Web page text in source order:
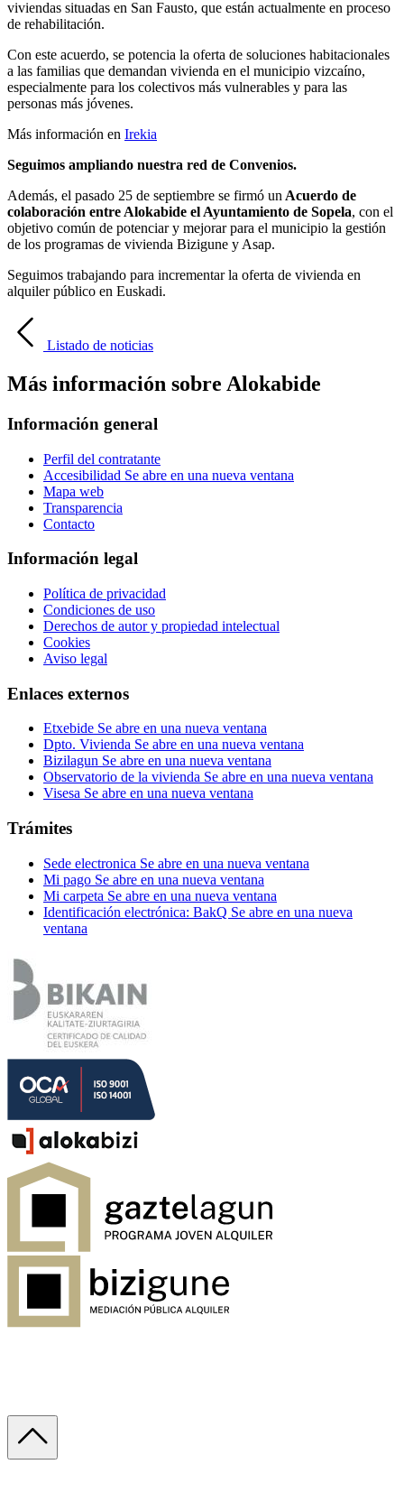
viviendas situadas en San Fausto, que están actualmente en proceso
de rehabilitación.
Con este acuerdo, se potencia la oferta de soluciones habitacionales
a las familias que demandan vivienda en el municipio vizcaíno,
especialmente para los colectivos más vulnerables y para las
personas más jóvenes.
Más información en Irekia
Seguimos ampliando nuestra red de Convenios.
Además, el pasado 25 de septiembre se firmó un Acuerdo de
colaboración entre Alokabide el Ayuntamiento de Sopela, con el
objetivo común de potenciar y mejorar para el municipio la gestión
de los programas de vivienda Bizigune y Asap.
Seguimos trabajando para incrementar la oferta de vivienda en
alquiler público en Euskadi.
Listado de noticias
Más información sobre Alokabide
Información general
Perfil del contratante
Accesibilidad Se abre en una nueva ventana
Mapa web
Transparencia
Contacto
Información legal
Política de privacidad
Condiciones de uso
Derechos de autor y propiedad intelectual
Cookies
Aviso legal
Enlaces externos
Etxebide Se abre en una nueva ventana
Dpto. Vivienda Se abre en una nueva ventana
Bizilagun Se abre en una nueva ventana
Observatorio de la vivienda Se abre en una nueva ventana
Visesa Se abre en una nueva ventana
Trámites
Sede electronica Se abre en una nueva ventana
Mi pago Se abre en una nueva ventana
Mi carpeta Se abre en una nueva ventana
Identificación electrónica: BakQ Se abre en una nueva
ventana